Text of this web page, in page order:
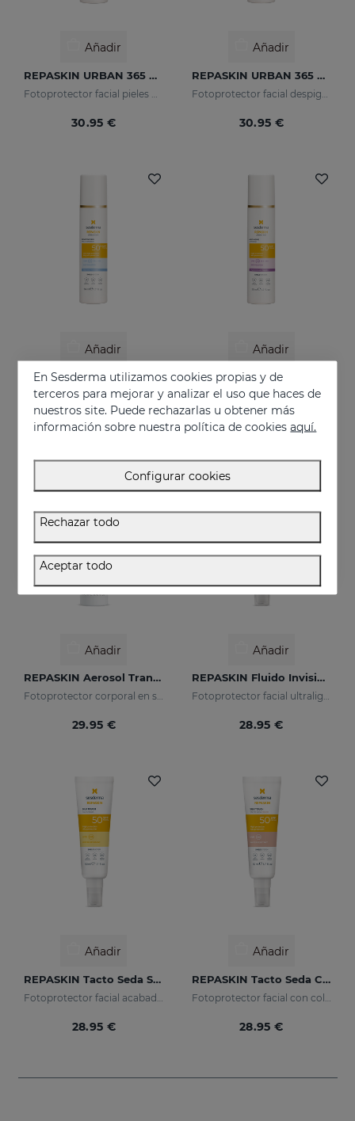
Añadir
REPASKIN URBAN 365 Pieles Grasas SPF50
30.95 €
Añadir
REPASKIN URBAN 365 Despigmentante SPF50+
30.95 €
Añadir
REPASKIN URBAN 365 Pieles Sensibles SPF50+
Fotoprotector facial pieles sensibles
30.95 €
Añadir
Fotoprotector facial antiedad
30.95 €
Añadir
REPASKIN Aerosol Transparente SPF50
Fotoprotector corporal en spray
29.95 €
Añadir
REPASKIN Fluido Invisible SPF50+
Fotoprotector facial ultraligero
28.95 €
Añadir
REPASKIN Tacto Seda SPF50
28.95 €
Añadir
REPASKIN Tacto Seda Color SPF50
28.95 €
En Sesderma utilizamos cookies propias y de
terceros para mejorar y analizar el uso que haces de
nuestros site. Puede rechazarlas u obtener más
información sobre nuestra política de cookiesaquí.
Configurar cookies
Rechazar todo
Aceptar todo